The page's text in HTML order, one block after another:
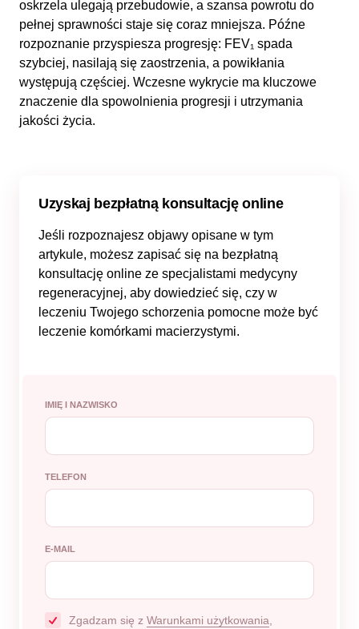
oskrzela ulegają przebudowie, a szansa powrotu do
pełnej sprawności staje się coraz mniejsza. Późne
rozpoznanie przyspiesza progresję: FEV₁ spada
szybciej, nasilają się zaostrzenia, a powikłania
występują częściej. Wczesne wykrycie ma kluczowe
znaczenie dla spowolnienia progresji i utrzymania
jakości życia.
Uzyskaj bezpłatną konsultację online
Jeśli rozpoznajesz objawy opisane w tym
artykule, możesz zapisać się na bezpłatną
konsultację online ze specjalistami medycyny
regeneracyjnej, aby dowiedzieć się, czy w
leczeniu Twojego schorzenia pomocne może być
leczenie komórkami macierzystymi.
IMIĘ I NAZWISKO
TELEFON
E-MAIL
Zgadzam się z Warunkami użytkowania,